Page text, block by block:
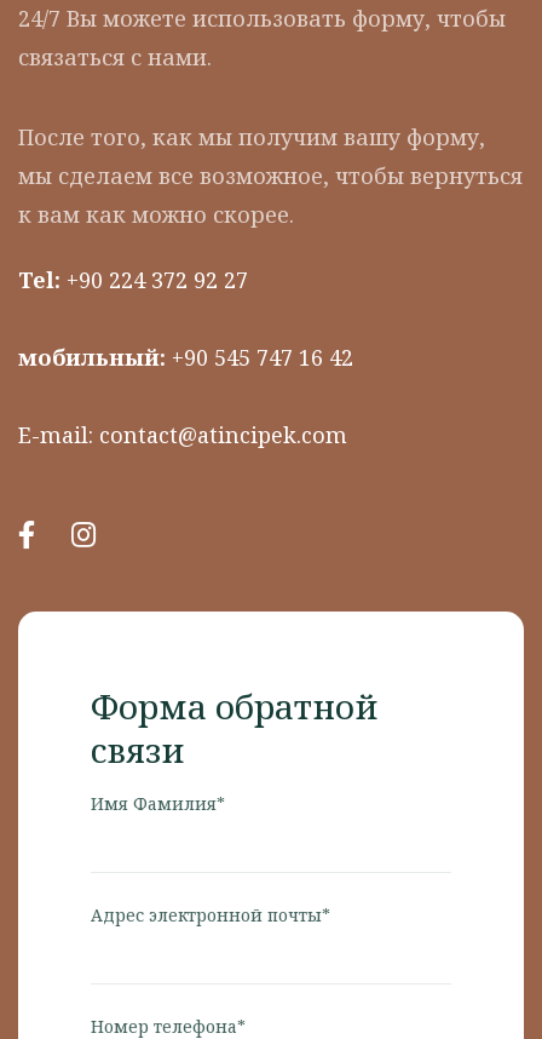
24/7 Вы можете использовать форму, чтобы
связаться с нами.
После того, как мы получим вашу форму,
мы сделаем все возможное, чтобы вернуться
к вам как можно скорее.
Tel: +90 224 372 92 27
мобильный: +90 545 747 16 42
E-mail: contact@atincipek.com
Форма обратной
связи
Имя Фамилия*
Адрес электронной почты*
Номер телефона*